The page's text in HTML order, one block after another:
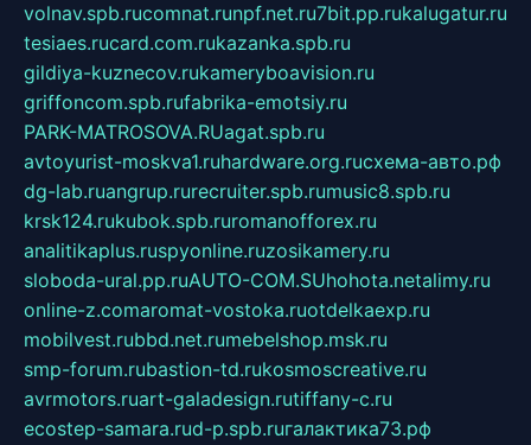
volnav.spb.rucomnat.runpf.net.ru7bit.pp.rukalugatur.ru
tesiaes.rucard.com.rukazanka.spb.ru
gildiya-kuznecov.rukameryboavision.ru
griffoncom.spb.rufabrika-emotsiy.ru
PARK-MATROSOVA.RUagat.spb.ru
avtoyurist-moskva1.ruhardware.org.ruсхема-авто.рф
dg-lab.ruangrup.rurecruiter.spb.rumusic8.spb.ru
krsk124.rukubok.spb.ruromanofforex.ru
analitikaplus.ruspyonline.ruzosikamery.ru
sloboda-ural.pp.ruAUTO-COM.SUhohota.netalimy.ru
online-z.comaromat-vostoka.ruotdelkaexp.ru
mobilvest.rubbd.net.rumebelshop.msk.ru
smp-forum.rubastion-td.rukosmoscreative.ru
avrmotors.ruart-galadesign.rutiffany-c.ru
ecostep-samara.rud-p.spb.ruгалактика73.рф